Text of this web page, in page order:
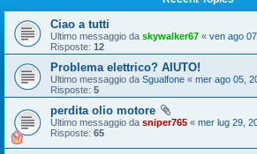
Ciao a tutti
Ultimo messaggio da skywalker67 « ven ago
Risposte: 12
Problema elettrico? AIUTO!
Ultimo messaggio da Sgualfone « mer ago 05,
Risposte: 5
perdita olio motore
Ultimo messaggio da sniper765 « mer lug 29,
Risposte: 65